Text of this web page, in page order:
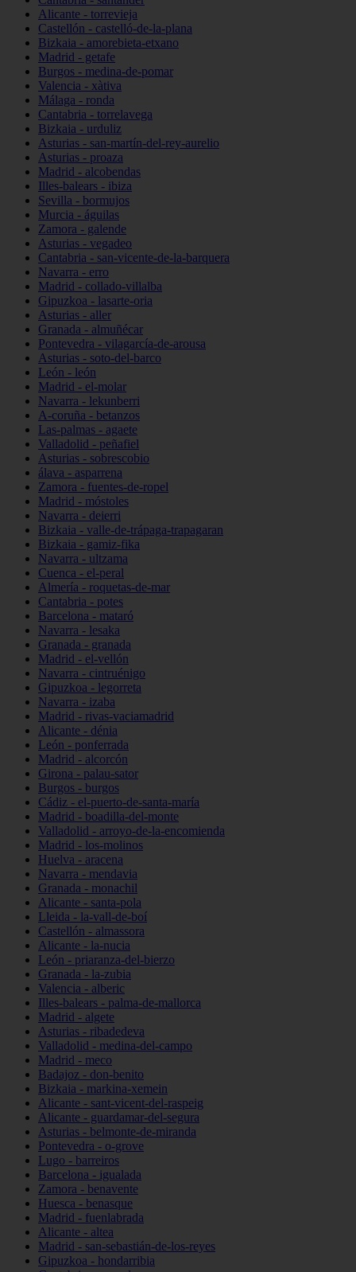
Alicante - torrevieja
Castellón - castelló-de-la-plana
Bizkaia - amorebieta-etxano
Madrid - getafe
Burgos - medina-de-pomar
Valencia - xàtiva
Málaga - ronda
Cantabria - torrelavega
Bizkaia - urduliz
Asturias - san-martín-del-rey-aurelio
Asturias - proaza
Madrid - alcobendas
Illes-balears - ibiza
Sevilla - bormujos
Murcia - águilas
Zamora - galende
Asturias - vegadeo
Cantabria - san-vicente-de-la-barquera
Navarra - erro
Madrid - collado-villalba
Gipuzkoa - lasarte-oria
Asturias - aller
Granada - almuñécar
Pontevedra - vilagarcía-de-arousa
Asturias - soto-del-barco
León - león
Madrid - el-molar
Navarra - lekunberri
A-coruña - betanzos
Las-palmas - agaete
Valladolid - peñafiel
Asturias - sobrescobio
álava - asparrena
Zamora - fuentes-de-ropel
Madrid - móstoles
Navarra - deierri
Bizkaia - valle-de-trápaga-trapagaran
Bizkaia - gamiz-fika
Navarra - ultzama
Cuenca - el-peral
Almería - roquetas-de-mar
Cantabria - potes
Barcelona - mataró
Navarra - lesaka
Granada - granada
Madrid - el-vellón
Navarra - cintruénigo
Gipuzkoa - legorreta
Navarra - izaba
Madrid - rivas-vaciamadrid
Alicante - dénia
León - ponferrada
Madrid - alcorcón
Girona - palau-sator
Burgos - burgos
Cádiz - el-puerto-de-santa-maría
Madrid - boadilla-del-monte
Valladolid - arroyo-de-la-encomienda
Madrid - los-molinos
Huelva - aracena
Navarra - mendavia
Granada - monachil
Alicante - santa-pola
Lleida - la-vall-de-boí
Castellón - almassora
Alicante - la-nucia
León - priaranza-del-bierzo
Granada - la-zubia
Valencia - alberic
Illes-balears - palma-de-mallorca
Madrid - algete
Asturias - ribadedeva
Valladolid - medina-del-campo
Madrid - meco
Badajoz - don-benito
Bizkaia - markina-xemein
Alicante - sant-vicent-del-raspeig
Alicante - guardamar-del-segura
Asturias - belmonte-de-miranda
Pontevedra - o-grove
Lugo - barreiros
Barcelona - igualada
Zamora - benavente
Huesca - benasque
Madrid - fuenlabrada
Alicante - altea
Madrid - san-sebastián-de-los-reyes
Gipuzkoa - hondarribia